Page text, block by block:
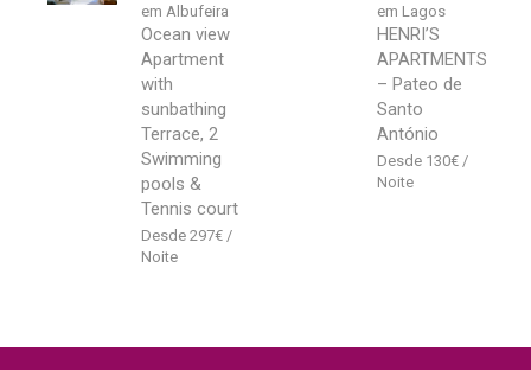
em Albufeira
Ocean view
Apartment
with
sunbathing
Terrace, 2
Swimming
pools &
Tennis court
297€
em Lagos
HENRI’S
APARTMENTS
– Pateo de
Santo
António
130€